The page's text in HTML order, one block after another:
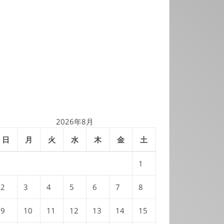
2026年8月
日
月 火 水 木 金 土
1
2 3 4 5 6 7 8
9 10 11 12 13 14 15